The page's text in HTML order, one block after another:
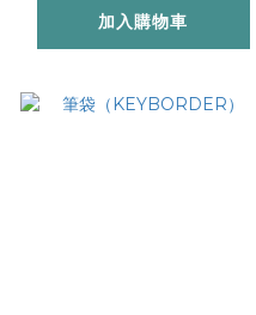
加入購物車